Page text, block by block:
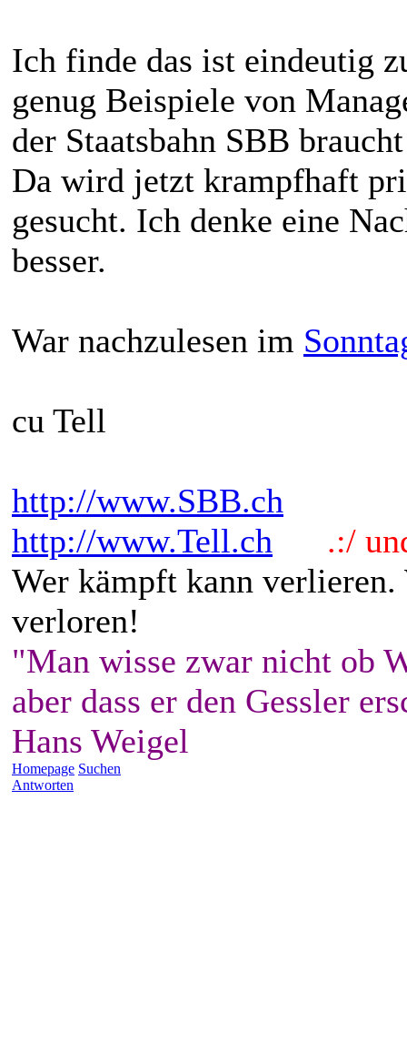
Ich finde das ist eindeutig
genug Beispiele von
der Staatsbahn SBB
Da wird jetzt krampfhaft
gesucht. Ich denke eine
besser.
War nachzulesen im
cu Tell
http://www.SBB.ch
http://www.Tell.ch
.:/
Wer kämpft kann
verloren!
"Man wisse zwar nicht ob
aber dass er den Gessler
Hans Weigel
Homepage Suchen
Antworten